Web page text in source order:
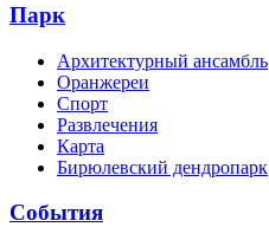
Парк
Архитектурный ансамбль
Оранжереи
Спорт
Развлечения
Карта
Бирюлевский дендропарк
События